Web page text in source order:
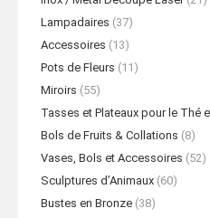
Lampadaires (37)
Accessoires (13)
Pots de Fleurs (11)
Miroirs (55)
Tasses et Plateaux pour le Thé
Bols de Fruits & Collations (8)
Vases, Bols et Accessoires (52)
Sculptures d’Animaux (60)
Bustes en Bronze (38)